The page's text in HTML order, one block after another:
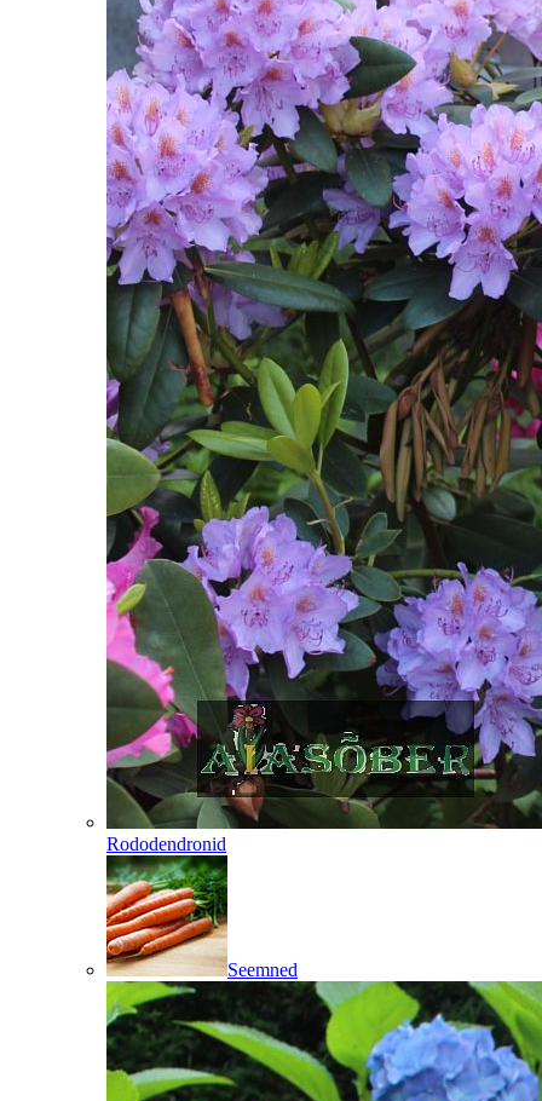
Rododendronid
Seemned